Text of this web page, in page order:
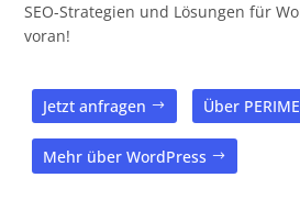
SEO-Strategien und Lösungen für
voran!
Jetzt anfragen Über
Mehr über WordPress